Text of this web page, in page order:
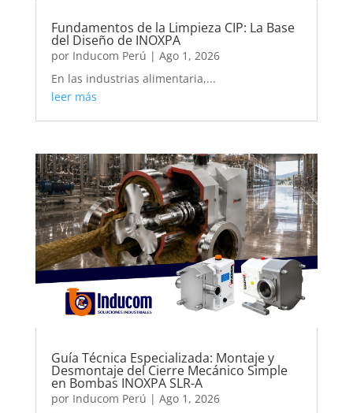
Fundamentos de la Limpieza CIP: La Base
del Diseño de INOXPA
por Inducom Perú | Ago 1, 2026
En las industrias alimentaria,...
leer más
Guía Técnica Especializada: Montaje y
Desmontaje del Cierre Mecánico Simple
en Bombas INOXPA SLR-A
por Inducom Perú | Ago 1, 2026